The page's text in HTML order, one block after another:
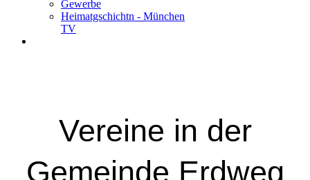
Gewerbe
Heimatgschichtn - München
TV
Vereine in der
Gemeinde Erdweg